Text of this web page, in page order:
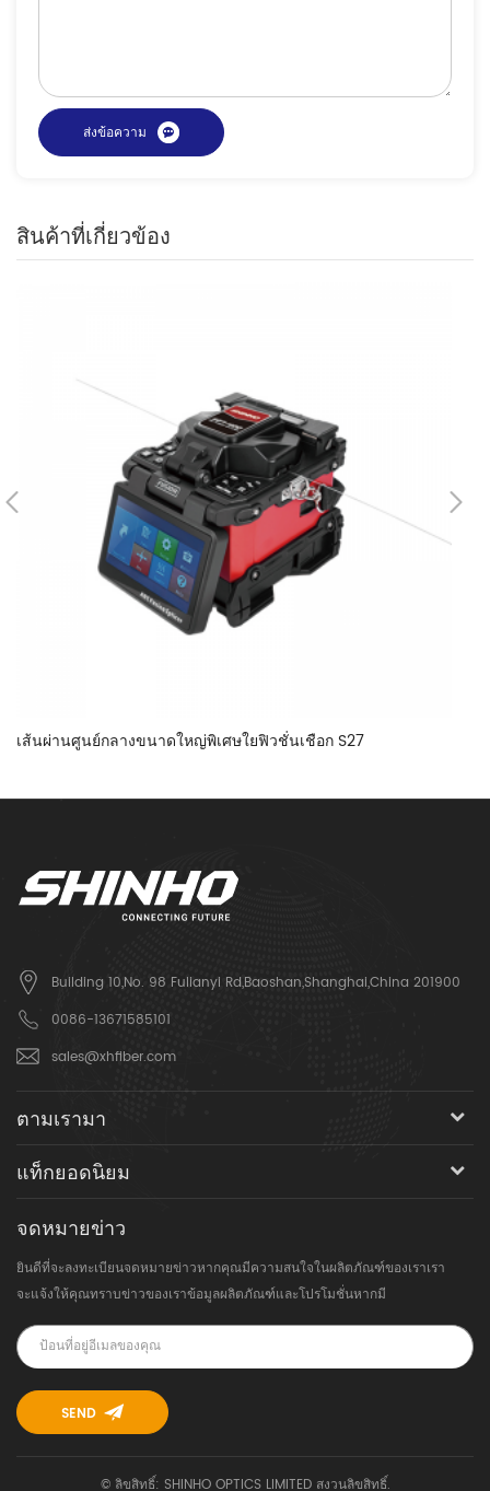
สินค้าที่เกี่ยวข้อง
เส้นผ่านศูนย์กลางขนาดใหญ่พิเศษใยฟิวชั่นเชือก S27
Building 10,No. 98 Fulianyi Rd,Baoshan,Shanghai,China 201900
0086-13671585101
sales@xhfiber.com
ตามเรามา
แท็กยอดนิยม
จดหมายข่าว
ยินดีที่จะลงทะเบียนจดหมายข่าวหากคุณมีความสนใจในผลิตภัณฑ์ของเราเรา
จะแจ้งให้คุณทราบข่าวของเราข้อมูลผลิตภัณฑ์และโปรโมชั่นหากมี
© ลิขสิทธิ์: SHINHO OPTICS LIMITED สงวนลิขสิทธิ์.